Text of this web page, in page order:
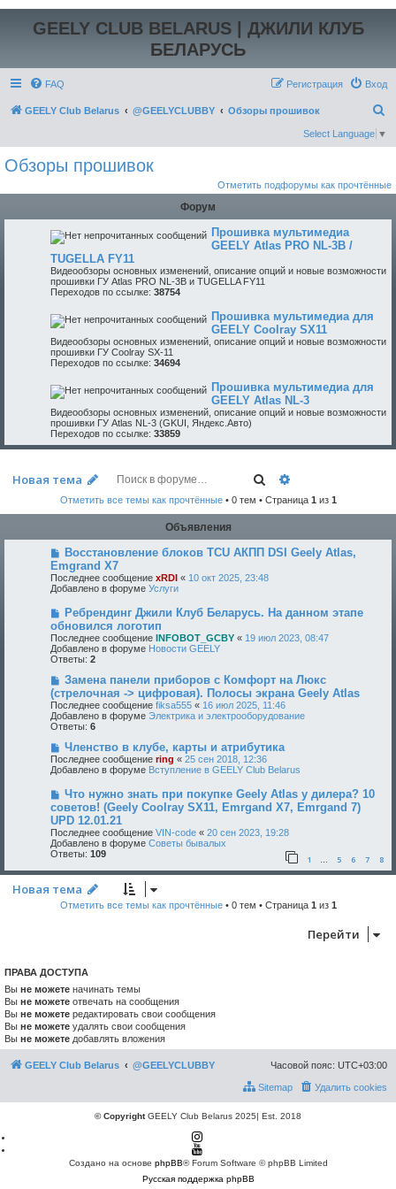
GEELY CLUB BELARUS | ДЖИЛИ КЛУБ
БЕЛАРУСЬ
FAQ Вход
Регистрация
GEELY Club Belarus @GEELYCLUBBY Обзоры прошивок
к
Select Language ▼
Обзоры прошивок
Отметить подфорумы как прочтённые
Форум
Прошивка мультимедиа
GEELY Atlas PRO NL-3B /
TUGELLA FY11
Видеообзоры основных изменений, описание опций и новые возможности
прошивки ГУ Atlas PRO NL-3B и TUGELLA FY11
Переходов по ссылке: 38754
Прошивка мультимедиа для
GEELY Coolray SX11
Видеообзоры основных изменений, описание опций и новые возможности
прошивки ГУ Coolray SX-11
Переходов по ссылке: 34694
Прошивка мультимедиа для
GEELY Atlas NL-3
Видеообзоры основных изменений, описание опций и новые возможности
прошивки ГУ Atlas NL-3 (GKUI, Яндекс.Авто)
Переходов по ссылке: 33859
Новая тема Поиск
Отметить все темы как прочтённые• 0 тем • Страница 1 из 1
Объявления
Восстановление блоков TCU АКПП DSI Geely Atlas,
Emgrand X7
Последнее сообщение xRDI « 10 окт 2025, 23:48
Добавлено в форуме Услуги
Ребрендинг Джили Клуб Беларусь. На данном этапе
обновился логотип
Последнее сообщение INFOBOT_GCBY « 19 июл 2023, 08:47
Добавлено в форуме Новости GEELY
Ответы: 2
Замена панели приборов с Комфорт на Люкс
(стрелочная -> цифровая). Полосы экрана Geely Atlas
Последнее сообщение fiksa555 « 16 июл 2025, 11:46
Добавлено в форуме Электрика и электрооборудование
Ответы: 6
Членство в клубе, карты и атрибутика
Последнее сообщение ring « 25 сен 2018, 12:36
Добавлено в форуме Вступление в GEELY Club Belarus
Что нужно знать при покупке Geely Atlas у дилера? 10
советов! (Geely Coolray SX11, Emrgand X7, Emrgand 7)
UPD 12.01.21
Последнее сообщение VIN-code « 20 сен 2023, 19:28
Добавлено в форуме Советы бывалых
Ответы: 109 1 … 5 6 7 8
Новая тема
Отметить все темы как прочтённые• 0 тем • Страница 1 из 1
Перейти
ПРАВА ДОСТУПА
Вы не можете начинать темы
Вы не можете отвечать на сообщения
Вы не можете редактировать свои сообщения
Вы не можете удалять свои сообщения
Вы не можете добавлять вложения
GEELY Club Belarus @GEELYCLUBBY Часовой пояс: UTC+03:00
Удалить cookies
Sitemap
© CopyrightGEELY Club Belarus 2025| Est. 2018
Создано на основе phpBB® Forum Software © phpBB Limited
Русская поддержка phpBB